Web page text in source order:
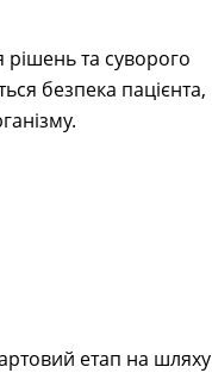
рішень та суворого
безпека пацієнта,
етап на шляху